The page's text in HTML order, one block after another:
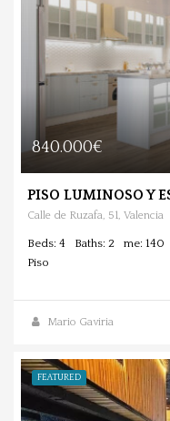
840.000€
Calle de Ruzafa, 51, Valencia
Beds: 4 Baths: 2
me: 140
Piso
Mario Gaviria
FEATURED